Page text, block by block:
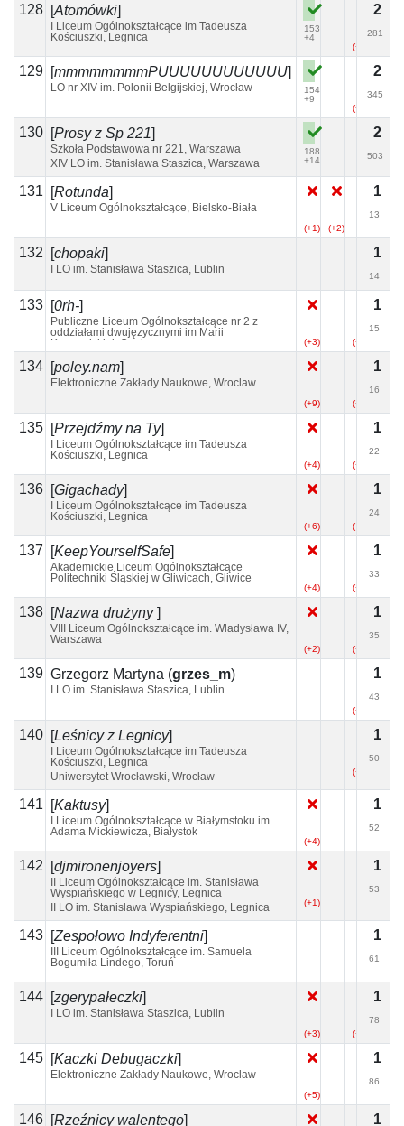
128 [Atomówki]
I Liceum Ogólnokształcące im Tadeusza
Kościuszki, Legnica
153
+4
(+1)
2
281
129 [mmmmmmmmPUUUUUUUUUUUU]
LO nr XIV im. Polonii Belgijskiej, Wrocław
154
+9
(+5)
2
345
130 [Prosy z Sp 221]
Szkoła Podstawowa nr 221, Warszawa
XIV LO im. Stanisława Staszica, Warszawa
188
+14
2
503
131 [Rotunda]
V Liceum Ogólnokształcące, Bielsko-Biała
(+1) (+2)
1
13
132 [chopaki]
I LO im. Stanisława Staszica, Lublin
1
14
133 [0rh-]
Publiczne Liceum Ogólnokształcące nr 2 z
oddziałami dwujęzycznymi im Marii
Konopnickiej, Opole
(+3) (+1)
1
15
134 [poley.nam]
Elektroniczne Zakłady Naukowe, Wroclaw
(+9) (+6)
1
16
135 [Przejdźmy na Ty]
I Liceum Ogólnokształcące im Tadeusza
Kościuszki, Legnica
(+4) (+1)
1
22
136 [Gigachady]
I Liceum Ogólnokształcące im Tadeusza
Kościuszki, Legnica
(+6) (+2)
1
24
137 [KeepYourselfSafe]
Akademickie Liceum Ogólnokształcące
Politechniki Śląskiej w Gliwicach, Gliwice
(+4) (+3)
1
33
138 [Nazwa drużyny]
VIII Liceum Ogólnokształcące im. Władysława IV,
Warszawa
(+2) (+3)
1
35
139 Grzegorz Martyna (grzes_m)
I LO im. Stanisława Staszica, Lublin
(+2)
1
43
140 [Leśnicy z Legnicy]
I Liceum Ogólnokształcące im Tadeusza
Kościuszki, Legnica
Uniwersytet Wrocławski, Wrocław
(+3)
1
50
141 [Kaktusy]
I Liceum Ogólnokształcące w Białymstoku im.
Adama Mickiewicza, Białystok
(+4)
1
52
142 [djmironenjoyers]
II Liceum Ogólnokształcące im. Stanisława
Wyspiańskiego w Legnicy, Legnica
II LO im. Stanisława Wyspiańskiego, Legnica
(+1)
1
53
143 [Zespołowo Indyferentni]
III Liceum Ogólnokształcące im. Samuela
Bogumiła Lindego, Toruń
1
61
144 [zgerypałeczki]
I LO im. Stanisława Staszica, Lublin
(+3) (+2)
1
78
145 [Kaczki Debugaczki]
Elektroniczne Zakłady Naukowe, Wroclaw
(+5)
1
86
146 [Rzeźnicy walentego] 1